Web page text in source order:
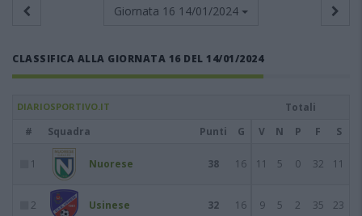
Giornata 16 14/01/2024
CLASSIFICA ALLA GIORNATA 16 DEL 14/01/2024
DIARIOSPORTIVO.IT
Totali
#
Squadra Punti G V N P F S
1 Nuorese 38 16 11 5 0 32 11
2 Usinese 32 16 9 5 2 35 23